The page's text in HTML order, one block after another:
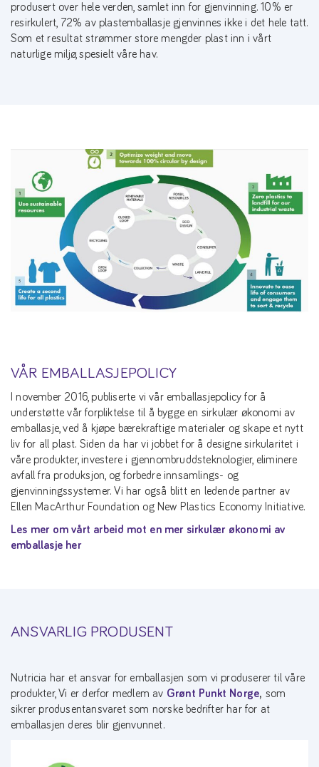
produsert over hele verden, samlet inn for gjenvinning. 10% er
resirkulert, 72% av plastemballasje gjenvinnes ikke i det hele tatt.
Som et resultat strømmer store mengder plast inn i vårt
naturlige miljø, spesielt våre hav.
VÅR EMBALLASJEPOLICY
I november 2016, publiserte vi vår emballasjepolicy for å
understøtte vår forpliktelse til å bygge en sirkulær økonomi av
emballasje, ved å kjøpe bærekraftige materialer og skape et nytt
liv for all plast. Siden da har vi jobbet for å designe sirkularitet i
våre produkter, investere i gjennombruddsteknologier, eliminere
avfall fra produksjon, og forbedre innsamlings- og
gjenvinningssystemer. Vi har også blitt en ledende partner av
Ellen MacArthur Foundation og New Plastics Economy Initiative.
Les mer om vårt arbeid mot en mer sirkulær økonomi av
emballasje her
ANSVARLIG PRODUSENT
Nutricia har et ansvar for emballasjen som vi produserer til våre
produkter, Vi er derfor medlem av Grønt Punkt Norge, som
sikrer produsentansvaret som norske bedrifter har for at
emballasjen deres blir gjenvunnet.